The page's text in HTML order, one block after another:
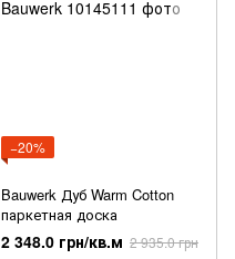
−20%
Bauwerk Дуб Warm Cotton
паркетная доска
2 348.0 грн/кв.м 2 935.0 грн